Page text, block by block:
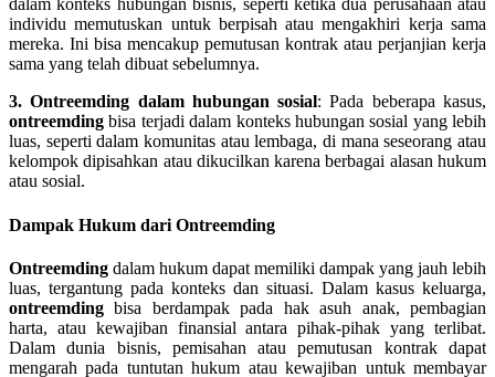
dalam konteks hubungan bisnis, seperti ketika dua perusahaan atau
individu memutuskan untuk berpisah atau mengakhiri kerja sama
mereka. Ini bisa mencakup pemutusan kontrak atau perjanjian kerja
sama yang telah dibuat sebelumnya.
3. Ontreemding dalam hubungan sosial: Pada beberapa kasus,
ontreemding bisa terjadi dalam konteks hubungan sosial yang lebih
luas, seperti dalam komunitas atau lembaga, di mana seseorang atau
kelompok dipisahkan atau dikucilkan karena berbagai alasan hukum
atau sosial.
Dampak Hukum dari Ontreemding
Ontreemding dalam hukum dapat memiliki dampak yang jauh lebih
luas, tergantung pada konteks dan situasi. Dalam kasus keluarga,
ontreemding bisa berdampak pada hak asuh anak, pembagian
harta, atau kewajiban finansial antara pihak-pihak yang terlibat.
Dalam dunia bisnis, pemisahan atau pemutusan kontrak dapat
mengarah pada tuntutan hukum atau kewajiban untuk membayar